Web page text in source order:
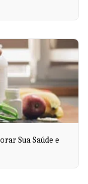
Sua Saúde e